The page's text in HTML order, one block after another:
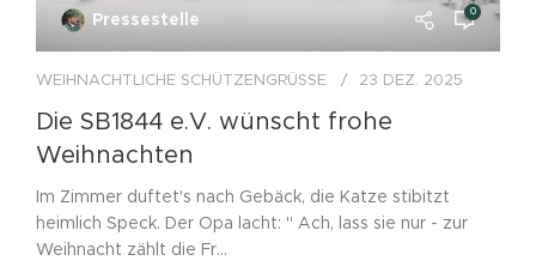
Pressestelle
0
WEIHNACHTLICHE SCHÜTZENGRÜSSE 23 DEZ. 2025
Die SB1844 e.V. wünscht frohe
Weihnachten
Im Zimmer duftet's nach Gebäck, die Katze stibitzt
heimlich Speck. Der Opa lacht: " Ach, lass sie nur - zur
Weihnacht zählt die Fr...